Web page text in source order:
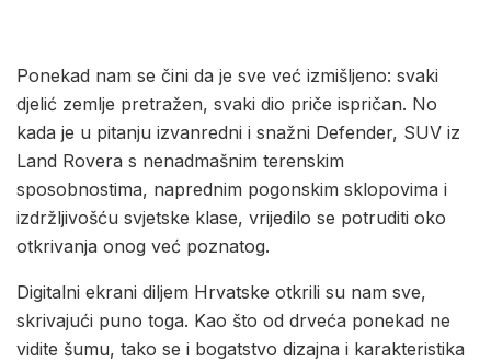
Ponekad nam se čini da je sve već izmišljeno: svaki
djelić zemlje pretražen, svaki dio priče ispričan. No
kada je u pitanju izvanredni i snažni Defender, SUV iz
Land Rovera s nenadmašnim terenskim
sposobnostima, naprednim pogonskim sklopovima i
izdržljivošću svjetske klase, vrijedilo se potruditi oko
otkrivanja onog već poznatog.
Digitalni ekrani diljem Hrvatske otkrili su nam sve,
skrivajući puno toga. Kao što od drveća ponekad ne
vidite šumu, tako se i bogatstvo dizajna i karakteristika